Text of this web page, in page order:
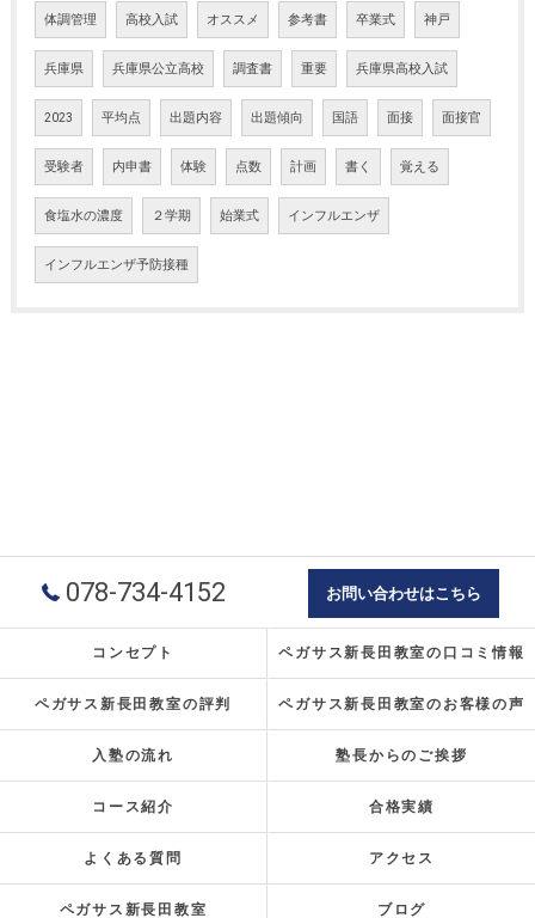
体調管理 高校入試 オススメ 参考書 卒業式 神戸
兵庫県 兵庫県公立高校 調査書 重要 兵庫県高校入試
2023 平均点 出題内容 出題傾向 国語 面接 面接官
受験者 内申書 体験 点数 計画 書く 覚える
食塩水の濃度 ２学期 始業式 インフルエンザ
インフルエンザ予防接種
078-734-4152 お問い合わせはこちら
コンセプト ペガサス新長田教室の口コミ情報
ペガサス新長田教室の評判 ペガサス新長田教室のお客様の声
入塾の流れ 塾長からのご挨拶
コース紹介 合格実績
よくある質問 アクセス
ペガサス新長田教室 ブログ